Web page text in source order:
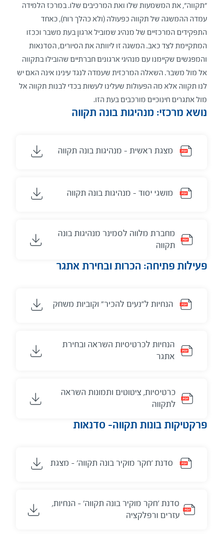
"תקווה", את המשמעות שלו ואת המרכיבים שלו. במרכז הלמידה
עמדה ההמשגה של תקווה כפעולה (ולא כהלך רוח), כאחד
התפקידים המרכזיים של מנהיג שמוביל ארגון בעת משבר וככזו
המתקיימת לצד כאב. המשגה זו ליוותה את הסיורים, הסדנאות
והמפגשים שקיימנו עם מנהיגי ארגונים חברתיים שהובילו בתקווה
אל מול משבר. השאלה המרכזית שעמדה לנגד עינינו אינה האם יש
לנו תקווה אלא מה הפעולות שעלינו לעשות בכדי לבנות תקווה אל
מול אתגרים חינוכיים מורכבים בעת הזו.
​נושא מרכזי: מנהיגות בונה תקווה
מצגת ראשית - מנהיגות בונה תקווה
מושגי יסוד - מנהיגות בונה תקווה
מחברת מלווה לסמינר מנהיגות בונה
תקווה
​פעילות פתיחה: הכרות ובחירת אתגר
הנחיות ל"נעים להכיר" וקוביות משחק
הנחיות לכרטיסיות השראה ובחירת
אתגר
כרטיסיות, ציטוטים ותמונות השראה
לתקווה
פרקטיקות בונות תקווה- סדנאות
סדנת 'חקר מוקיר בונה תקווה' - מצגת
סדנת 'חקר מוקיר בונה תקווה' - הנחיות,
עזרים ורפלקציה